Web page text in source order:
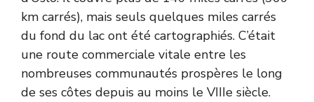
km carrés), mais seuls quelques miles carrés
du fond du lac ont été cartographiés. C’était
une route commerciale vitale entre les
nombreuses communautés prospères le long
de ses côtes depuis au moins le VIIIe siècle.